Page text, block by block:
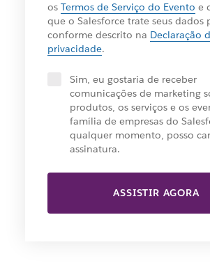
os Termos de Serviço do Evento e
que o Salesforce trate seus dados
conforme descrito na Declaração
privacidade.
Sim, eu gostaria de receber
comunicações de marketing
produtos, os serviços e os
família de empresas do
qualquer momento, posso
assinatura.
ASSISTIR AGORA